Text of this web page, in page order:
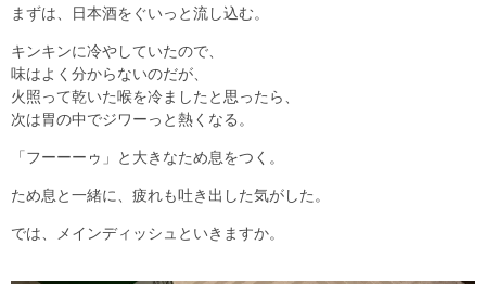
まずは、日本酒をぐいっと流し込む。
キンキンに冷やしていたので、
味はよく分からないのだが、
火照って乾いた喉を冷ましたと思ったら、
次は胃の中でジワーっと熱くなる。
「フーーーゥ」と大きなため息をつく。
ため息と一緒に、疲れも吐き出した気がした。
では、メインディッシュといきますか。